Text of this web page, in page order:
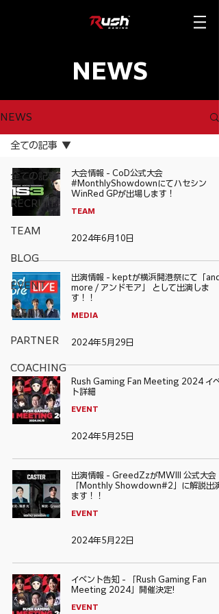
NEWS
NEWS
全ての記事
RECRUIT
TEAM
BLOG
EVENT
MEDIA
PARTNER
COACHING
全ての記事
大会情報 - CoD公式大会
#MonthlyShowdownにてハセシン
WinRed GPが出場します！
TEAM
2024年6月10日
出演情報 - keptが横浜開港祭にて「and
more / アンドモア」 として出演しま
す！！
MEDIA
2024年5月29日
Rush Gaming Fan Meeting 2024 イベ
ト詳細
EVENT
2024年5月25日
出演情報 - GreedZzがMWIII 公式大会
「Monthly Showdown#2」に解説出
ます！！
EVENT
2024年5月22日
イベント告知 - 「Rush Gaming Fan
Meeting 2024」開催決定!
EVENT